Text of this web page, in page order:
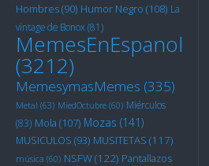
Hombres(90) Humor Negro (108) La
vintage de Bonox(81)
MemesEnEspanol
(3212)
MemesymasMemes (335)
Metal (63) MiedOctubre (60) Miérculos
(83) Mola (107) Mozas (141)
MUSICULOS (93) MUSITETAS (117)
música (60) NSFW(122) Pantallazos